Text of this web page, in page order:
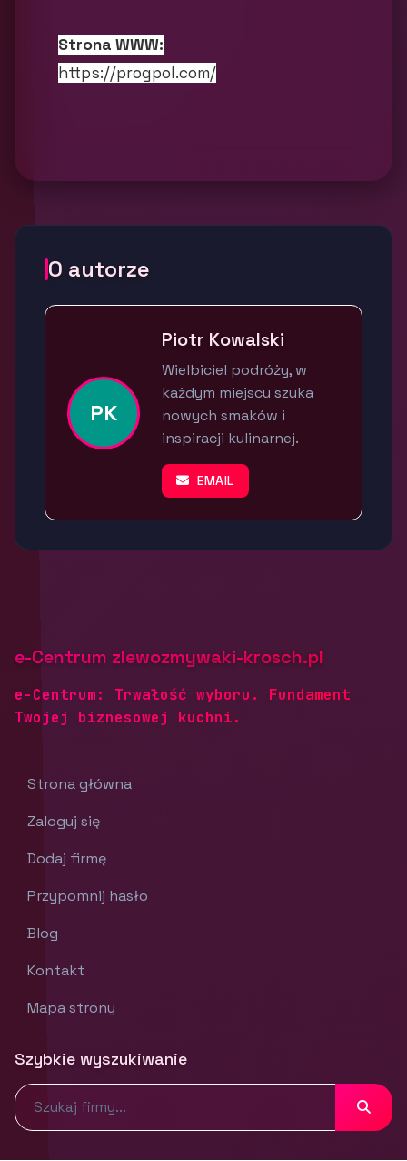
Strona WWW:
https://progpol.com/
O autorze
PK
Piotr Kowalski
Wielbiciel podróży, w
każdym miejscu szuka
nowych smaków i
inspiracji kulinarnej.
EMAIL
e-Centrum zlewozmywaki-krosch.pl
e-Centrum: Trwałość wyboru. Fundament
Twojej biznesowej kuchni.
Strona główna
Zaloguj się
Dodaj firmę
Przypomnij hasło
Blog
Kontakt
Mapa strony
Szybkie wyszukiwanie